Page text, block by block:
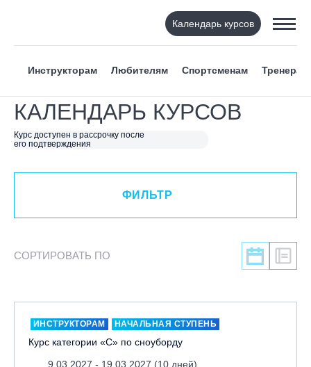
Календарь курсов
Инструкторам Любителям Спортсменам Тренерам
КАЛЕНДАРЬ КУРСОВ
Курс доступен в рассрочку после
его подтверждения
ФИЛЬТР
ВИД СПОРТА
Я ХОЧУ
КАТЕГОРИЯ
ЛЕКТОР
ФИЛЬТР
СОРТИРОВАТЬ ПО
ИНСТРУКТОРАМ НАЧАЛЬНАЯ СТУПЕНЬ
Курс категории «С» по сноуборду
9.03.2027 - 19.03.2027 (10 дней)